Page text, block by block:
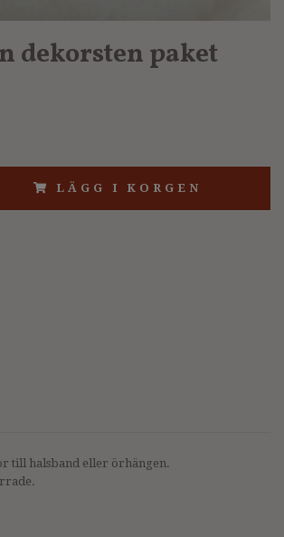
dekorsten paket
LÄGG I KORGEN
till halsband eller örhängen.